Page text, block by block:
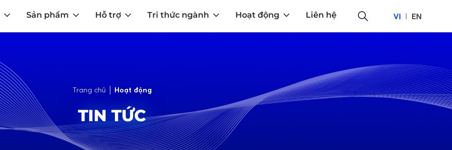
Sản phẩm Hỗ trợ Tri thức ngành Hoạt động Liên hệ VI EN
Trang chủ Hoạt động
TIN TỨC